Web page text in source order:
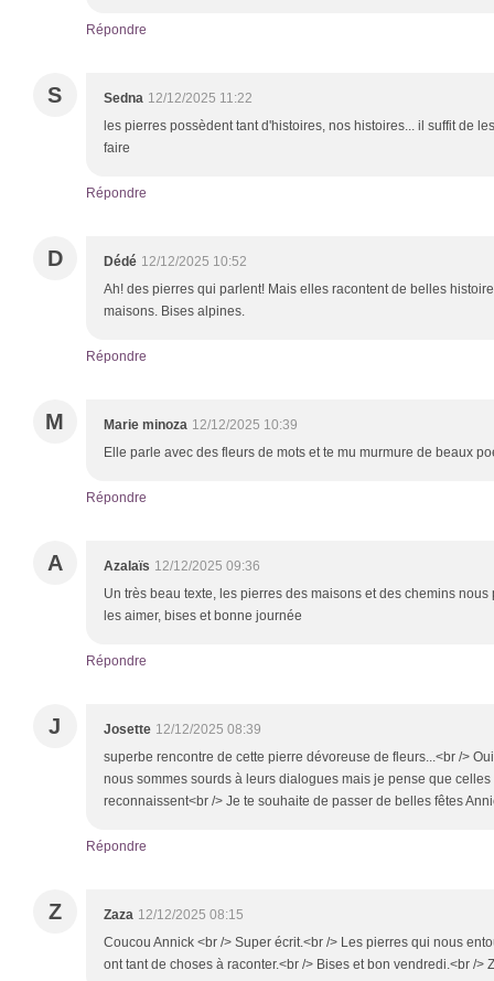
Répondre
S Sedna 12/12/2025 11:22
les pierres possèdent tant d'histoires, nos histoires... il suffit de
faire
Répondre
D Dédé 12/12/2025 10:52
Ah! des pierres qui parlent! Mais elles racontent de belles
maisons. Bises alpines.
Répondre
M Marie minoza 12/12/2025 10:39
Elle parle avec des fleurs de mots et te mu murmure de beaux
Répondre
A Azalaïs 12/12/2025 09:36
Un très beau texte, les pierres des maisons et des chemins
les aimer, bises et bonne journée
Répondre
J Josette 12/12/2025 08:39
superbe rencontre de cette pierre dévoreuse de fleurs...<br />
nous sommes sourds à leurs dialogues mais je pense que
reconnaissent<br /> Je te souhaite de passer de belles fêtes
Répondre
Z Zaza 12/12/2025 08:15
Coucou Annick <br /> Super écrit.<br /> Les pierres qui nous
ont tant de choses à raconter.<br /> Bises et bon vendredi.<br />